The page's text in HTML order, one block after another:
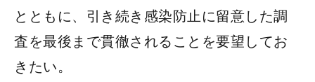
とともに、引き続き感染防止に留意した調
査を最後まで貫徹されることを要望してお
きたい。